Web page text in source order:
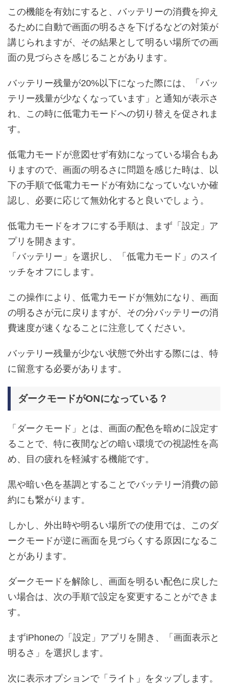
この機能を有効にすると、バッテリーの消費を抑え
るために自動で画面の明るさを下げるなどの対策が
講じられますが、その結果として明るい場所での画
面の見づらさを感じることがあります。
バッテリー残量が20%以下になった際には、「バッ
テリー残量が少なくなっています」と通知が表示さ
れ、この時に低電力モードへの切り替えを促されま
す。
低電力モードが意図せず有効になっている場合もあ
りますので、画面の明るさに問題を感じた時は、以
下の手順で低電力モードが有効になっていないか確
認し、必要に応じて無効化すると良いでしょう。
低電力モードをオフにする手順は、まず「設定」ア
プリを開きます。
「バッテリー」を選択し、「低電力モード」のスイ
ッチをオフにします。
この操作により、低電力モードが無効になり、画面
の明るさが元に戻りますが、その分バッテリーの消
費速度が速くなることに注意してください。
バッテリー残量が少ない状態で外出する際には、特
に留意する必要があります。
ダークモードがONになっている？
「ダークモード」とは、画面の配色を暗めに設定す
ることで、特に夜間などの暗い環境での視認性を高
め、目の疲れを軽減する機能です。
黒や暗い色を基調とすることでバッテリー消費の節
約にも繋がります。
しかし、外出時や明るい場所での使用では、このダ
ークモードが逆に画面を見づらくする原因になるこ
とがあります。
ダークモードを解除し、画面を明るい配色に戻した
い場合は、次の手順で設定を変更することができま
す。
まずiPhoneの「設定」アプリを開き、「画面表示と
明るさ」を選択します。
次に表示オプションで「ライト」をタップします。